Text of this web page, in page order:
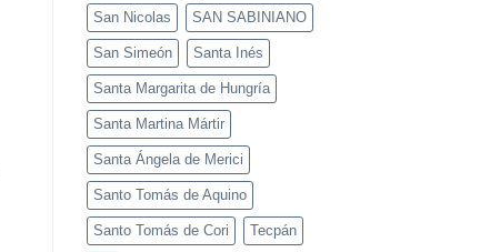
San Nicolas SAN SABINIANO
San Simeón Santa Inés
Santa Margarita de Hungría
Santa Martina Mártir
Santa Ángela de Merici
Santo Tomás de Aquino
Santo Tomás de Cori Tecpán